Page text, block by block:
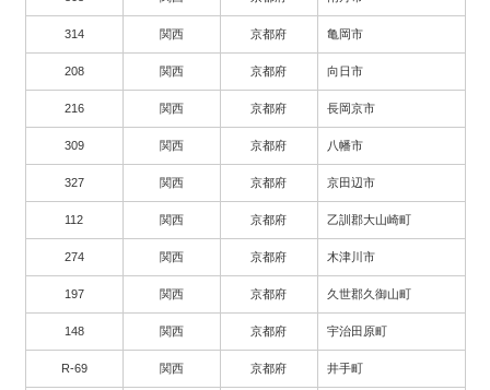
314 関西 京都府 亀岡市
208 関西 京都府 向日市
216 関西 京都府 長岡京市
309 関西 京都府 八幡市
327 関西 京都府 京田辺市
112 関西 京都府 乙訓郡大山崎町
274 関西 京都府 木津川市
197 関西 京都府 久世郡久御山町
148 関西 京都府 宇治田原町
R-69 関西 京都府 井手町